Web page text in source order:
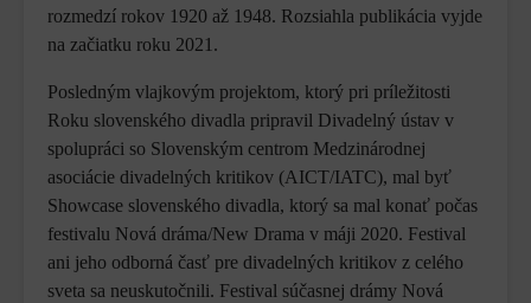
rozmedzí rokov 1920 až 1948. Rozsiahla publikácia vyjde
na začiatku roku 2021.
Posledným vlajkovým projektom, ktorý pri príležitosti
Roku slovenského divadla pripravil Divadelný ústav v
spolupráci so Slovenským centrom Medzinárodnej
asociácie divadelných kritikov (AICT/IATC), mal byť
Showcase slovenského divadla, ktorý sa mal konať počas
festivalu Nová dráma/New Drama v máji 2020. Festival
ani jeho odborná časť pre divadelných kritikov z celého
sveta sa neuskutočnili. Festival súčasnej drámy Nová